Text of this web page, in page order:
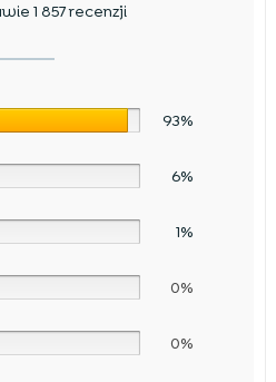
1 857 recenzji
93%
6%
1%
0%
0%